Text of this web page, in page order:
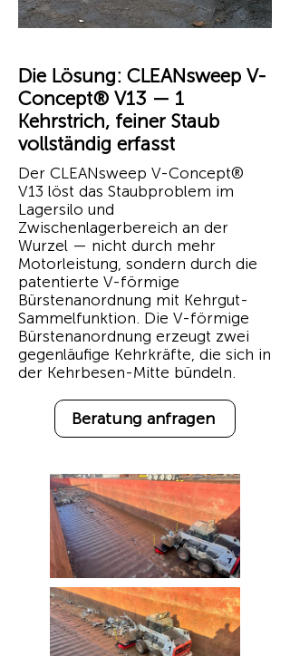
Die Lösung: CLEANsweep V-
Concept® V13 — 1
Kehrstrich, feiner Staub
vollständig erfasst
Der CLEANsweep V-Concept®
V13 löst das Staubproblem im
Lagersilo und
Zwischenlagerbereich an der
Wurzel — nicht durch mehr
Motorleistung, sondern durch die
patentierte V-förmige
Bürstenanordnung mit Kehrgut-
Sammelfunktion. Die V-förmige
Bürstenanordnung erzeugt zwei
gegenläufige Kehrkräfte, die sich in
der Kehrbesen-Mitte bündeln.
Beratung anfragen